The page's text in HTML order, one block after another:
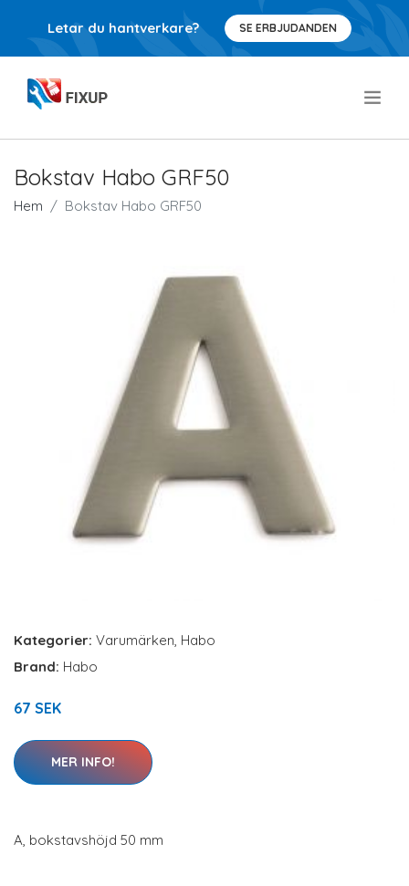
Letar du hantverkare? SE ERBJUDANDEN
Bokstav Habo GRF50
Hem Bokstav Habo GRF50
Kategorier: Varumärken, Habo
Brand: Habo
67 SEK
MER INFO!
A, bokstavshöjd 50 mm